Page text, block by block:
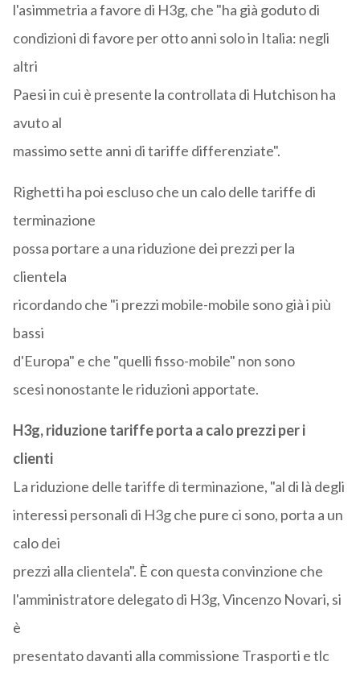
l'asimmetria a favore di H3g, che "ha già goduto di
condizioni di favore per otto anni solo in Italia: negli
altri
Paesi in cui è presente la controllata di Hutchison ha
avuto al
massimo sette anni di tariffe differenziate".
Righetti ha poi escluso che un calo delle tariffe di
terminazione
possa portare a una riduzione dei prezzi per la
clientela
ricordando che "i prezzi mobile-mobile sono già i più
bassi
d'Europa" e che "quelli fisso-mobile" non sono
scesi nonostante le riduzioni apportate.
H3g, riduzione tariffe porta a calo prezzi per i
clienti
La riduzione delle tariffe di terminazione, "al di là degli
interessi personali di H3g che pure ci sono, porta a un
calo dei
prezzi alla clientela". È con questa convinzione che
l'amministratore delegato di H3g, Vincenzo Novari, si
è
presentato davanti alla commissione Trasporti e tlc